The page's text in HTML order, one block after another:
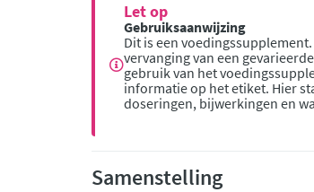
Let op
Gebruiksaanwijzing
Dit is een
vervanging van een
gebruik van het
informatie op het etiket. Hier
doseringen, bijwerkingen en
Samenstelling